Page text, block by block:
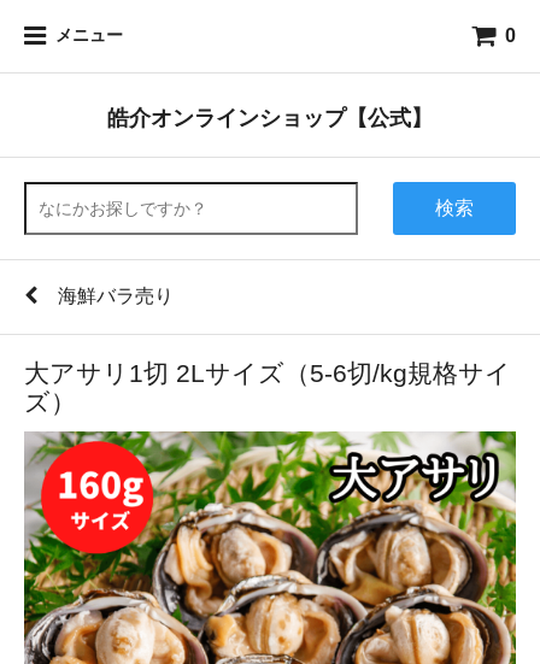
メニュー 0
皓介オンラインショップ【公式】
検索
海鮮バラ売り
大アサリ1切 2Lサイズ（5-6切/kg規格サイ
ズ）